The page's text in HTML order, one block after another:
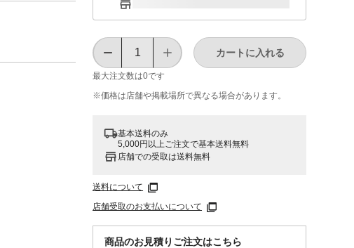
最大注文数は0です
カートに入れる
※価格は​店舗や​掲載場所で​異なる​場合が​あります。
基本送料のみ
5,000円以上ご注文で基本送料無料
店舗での受取は送料無料
送料について
店舗受取のお支払いについて
商品のお見積りご注文はこちら